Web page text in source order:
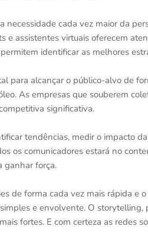
necessidade cada vez maior da
e assistentes virtuais oferecem
identificar as melhores
para alcançar o público-alvo de
As empresas que souberem
significativa.
tendências, medir o impacto
os comunicadores estará no
ganhar força.
de forma cada vez mais rápida e
e envolvente. O
fortes. E com certeza as redes